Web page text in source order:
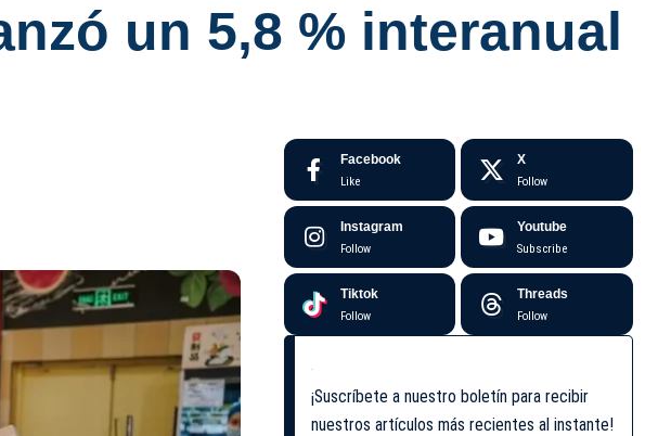
un 5,8 % interanual
Facebook
Like
X
Follow
Instagram
Follow
Youtube
Subscribe
Tiktok
Follow
Threads
Follow
¡Suscríbete a nuestro boletín para recibir
nuestros artículos más recientes al instante!